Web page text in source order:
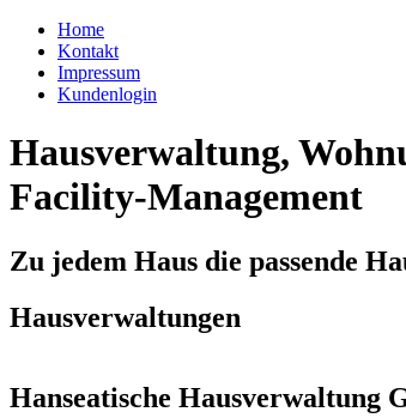
Home
Kontakt
Impressum
Kundenlogin
Hausverwaltung,
Facility-Management
Zu jedem Haus die passende
Hausverwaltungen
Hanseatische Hausverwaltung